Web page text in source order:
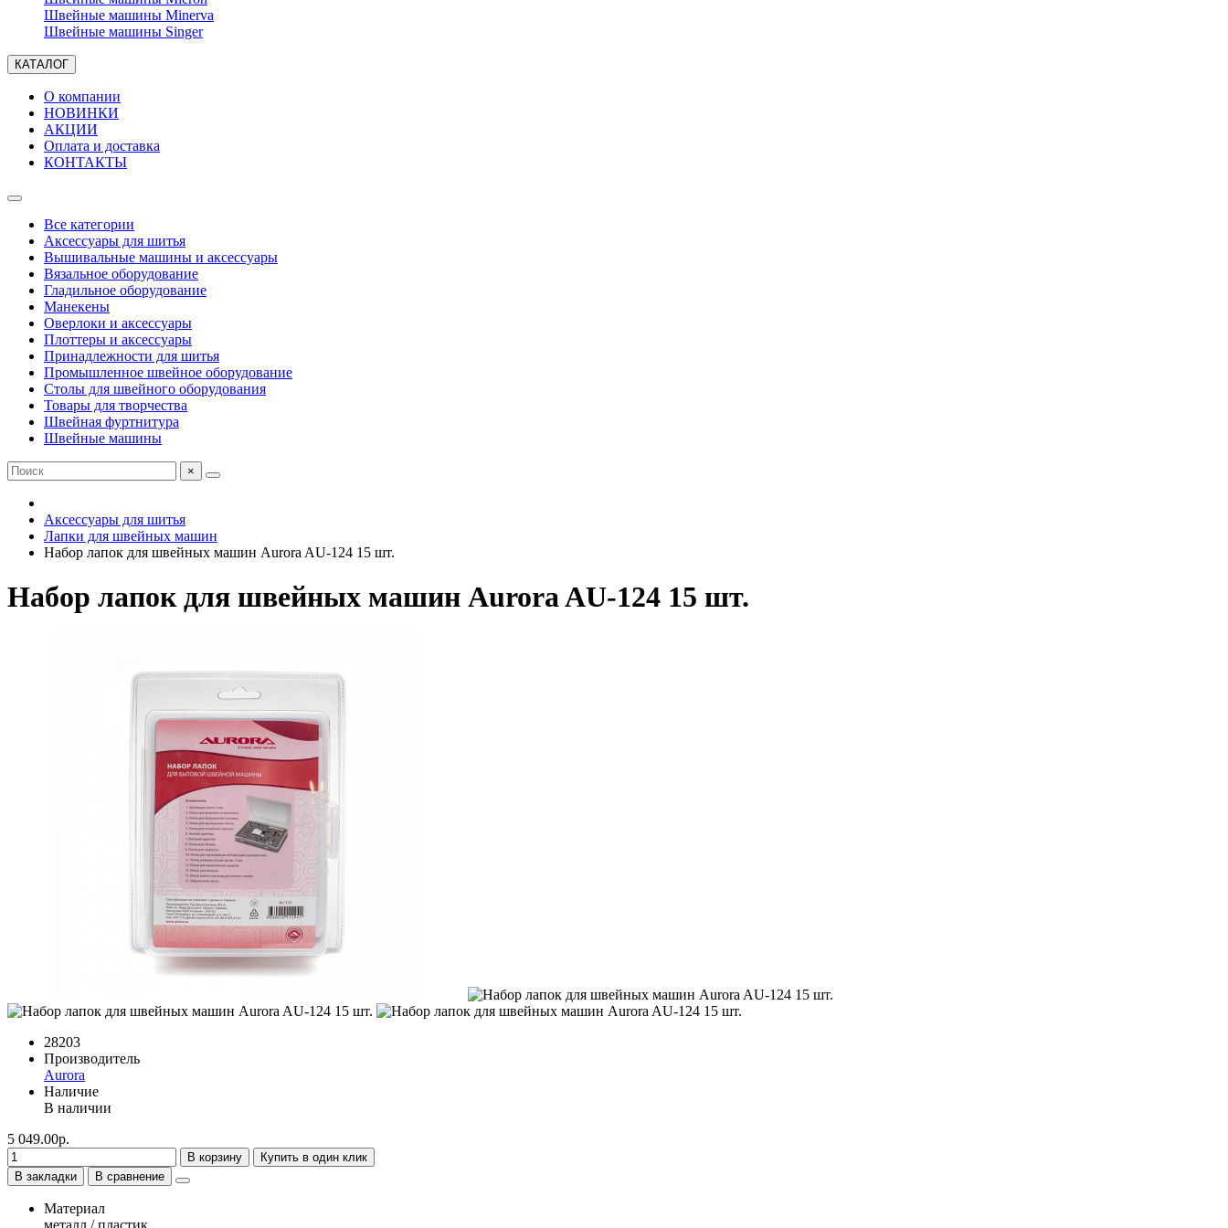
Швейные машины Minerva
Швейные машины Singer
КАТАЛОГ
О компании
НОВИНКИ
АКЦИИ
Оплата и доставка
КОНТАКТЫ
Все категории
Аксессуары для шитья
Вышивальные машины и аксессуары
Вязальное оборудование
Гладильное оборудование
Манекены
Оверлоки и аксессуары
Плоттеры и аксессуары
Принадлежности для шитья
Промышленное швейное оборудование
Столы для швейного оборудования
Товары для творчества
Швейная фуртнитура
Швейные машины
×
Аксессуары для шитья
Лапки для швейных машин
Набор лапок для швейных машин Aurora AU-124 15 шт.
Набор лапок для швейных машин Aurora AU-124 15 шт.
28203
Производитель
Aurora
Наличие
В наличии
5 049.00р.
В корзину
Купить в один клик
В закладки
В сравнение
Материал
металл / пластик